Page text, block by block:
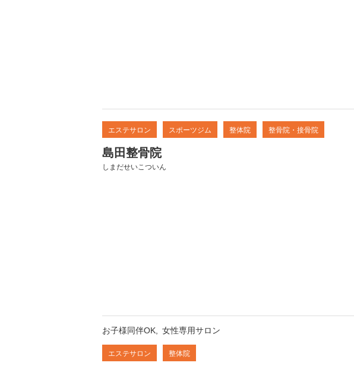
エステサロン スポーツジム 整体院 整骨院・接骨院
島田整骨院
しまだせいこついん
お子様同伴OK 女性専用サロン
エステサロン 整体院